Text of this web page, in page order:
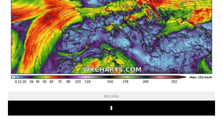
REKLAMA
Play